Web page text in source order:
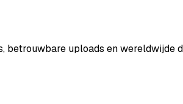
betrouwbare uploads en wereldwijde